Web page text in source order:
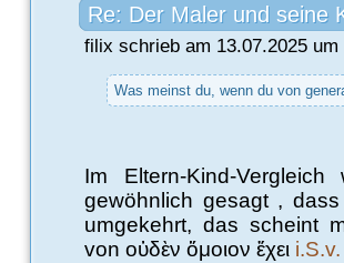
Re: Der Maler und seine
filix schrieb am 13.07.2025 um
Was meinst du, wenn du von
Im Eltern-Kind-
gewöhnlich gesagt ,
umgekehrt, das scheint
von οὑδὲν ὅμοιον ἔχει i.S.v.